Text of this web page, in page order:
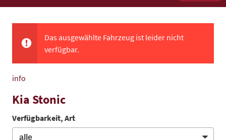
Das ausgewählte Fahrzeug ist leider nicht
verfügbar.
info
Kia Stonic
Verfügbarkeit, Art